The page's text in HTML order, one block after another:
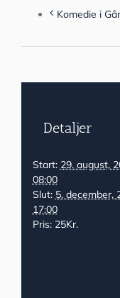
Komedie i
Detaljer
Start: 29. august,
08:00
Slut: 5. december,
17:00
Pris: 25Kr.